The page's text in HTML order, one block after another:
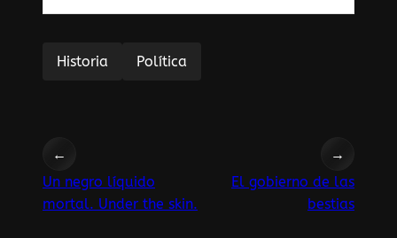
Historia Política
←
Un negro líquido
mortal. Under the skin.
El gobierno de las
bestias
→